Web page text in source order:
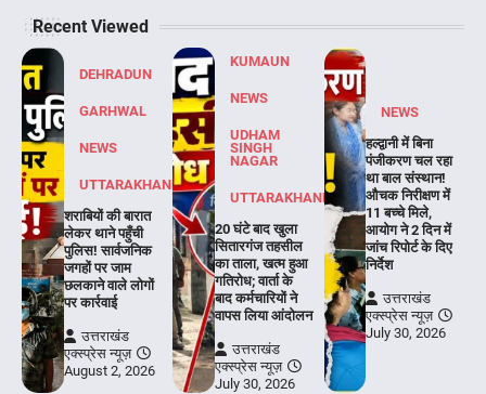
Recent Viewed
DEHRADUN
GARHWAL
NEWS
UTTARAKHAND
शराबियों की बारात
लेकर थाने पहुँची
पुलिस! सार्वजनिक
जगहों पर जाम
छलकाने वाले लोगों
पर कार्रवाई
उत्तराखंड
एक्स्प्रेस न्यूज़
August 2, 2026
KUMAUN
NEWS
UDHAM
SINGH
NAGAR
UTTARAKHAND
20 घंटे बाद खुला
सितारगंज तहसील
का ताला, खत्म हुआ
गतिरोध; वार्ता के
बाद कर्मचारियों ने
वापस लिया आंदोलन
उत्तराखंड
एक्स्प्रेस न्यूज़
July 30, 2026
NEWS
हल्द्वानी में बिना
पंजीकरण चल रहा
था बाल संस्थान!
औचक निरीक्षण में
11 बच्चे मिले,
आयोग ने 2 दिन में
जांच रिपोर्ट के दिए
निर्देश
उत्तराखंड
एक्स्प्रेस न्यूज़
July 30, 2026